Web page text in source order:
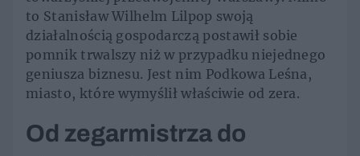
to Stanisław Wilhelm Lilpop swoją
działalnością gospodarczą postawił sobie
pomnik trwalszy niż w przypadku niejednego
geniusza biznesu. Jest nim Podkowa Leśna,
miasto, które wymyślił właściwie od zera.
Od zegarmistrza do